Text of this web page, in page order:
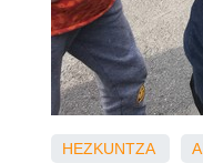
HEZKUNTZA